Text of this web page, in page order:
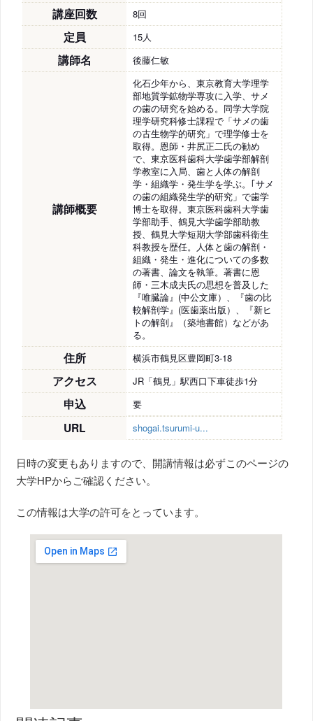
講座回数 8回
定員 15人
講師名 後藤仁敏
講師概要
化石少年から、東京教育大学理学
部地質学鉱物学専攻に入学、サメ
の歯の研究を始める。同学大学院
理学研究科修士課程で「サメの歯
の古生物学的研究」で理学修士を
取得。恩師・井尻正二氏の勧め
で、東京医科歯科大学歯学部解剖
学教室に入局、歯と人体の解剖
学・組織学・発生学を学ぶ。｢サメ
の歯の組織発生学的研究」で歯学
博士を取得。東京医科歯科大学歯
学部助手、鶴見大学歯学部助教
授、鶴見大学短期大学部歯科衛生
科教授を歴任。人体と歯の解剖・
組織・発生・進化についての多数
の著書、論文を執筆。著書に恩
師・三木成夫氏の思想を普及した
『唯臓論』(中公文庫）、『歯の比
較解剖学』(医歯薬出版）、『新ヒ
トの解剖』（築地書館）などがあ
る。
住所 横浜市鶴見区豊岡町3-18
アクセス JR「鶴見」駅西口下車徒歩1分
申込 要
URL shogai.tsurumi-u...
日時の変更もありますので、開講情報は必ずこのページの
大学HPからご確認ください。
この情報は大学の許可をとっています。